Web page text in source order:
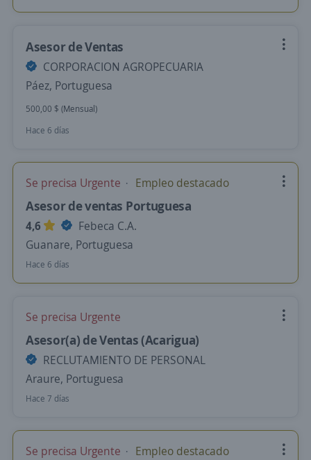
Asesor de Ventas
CORPORACION AGROPECUARIA
Páez, Portuguesa
500,00 $ (Mensual)
Hace 6 días
Se precisa Urgente Empleo destacado
Asesor de ventas Portuguesa
4,6
Febeca C.A.
Guanare, Portuguesa
Hace 6 días
Se precisa Urgente
Asesor(a) de Ventas (Acarigua)
RECLUTAMIENTO DE PERSONAL
Araure, Portuguesa
Hace 7 días
Se precisa Urgente Empleo destacado